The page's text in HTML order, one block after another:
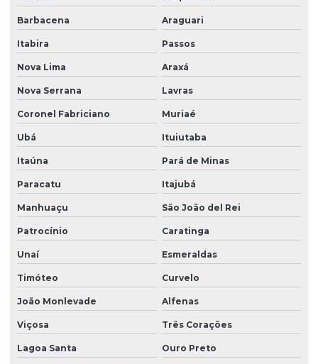
Barbacena Araguari
Itabira Passos
Nova Lima Araxá
Nova Serrana Lavras
Coronel Fabriciano Muriaé
Ubá Ituiutaba
Itaúna Pará de Minas
Paracatu Itajubá
Manhuaçu São João del Rei
Patrocínio Caratinga
Unaí Esmeraldas
Timóteo Curvelo
João Monlevade Alfenas
Viçosa Três Corações
Lagoa Santa Ouro Preto